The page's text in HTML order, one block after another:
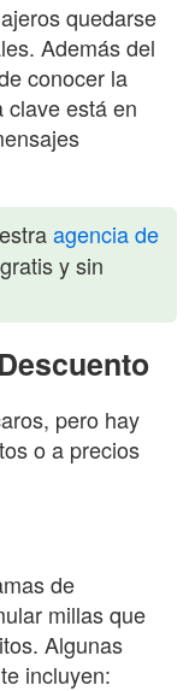
quedarse
Además del
conocer la
clave está en
agencia de
y sin
pero hay
o a precios
de
millas que
Algunas
incluyen: